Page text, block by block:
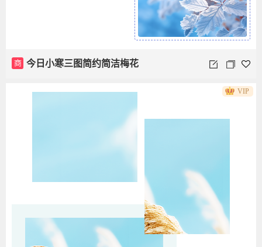
商 今日小寒三图简约简洁梅花
VIP